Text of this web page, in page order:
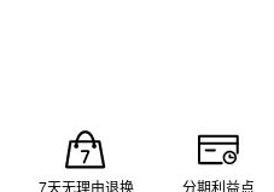
7天无理由退换 分期利益点